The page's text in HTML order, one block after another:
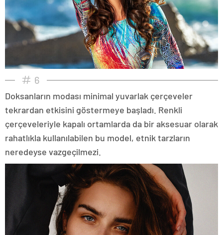
6
Doksanların modası minimal yuvarlak çerçeveler
tekrardan etkisini göstermeye başladı. Renkli
çerçeveleriyle kapalı ortamlarda da bir aksesuar olarak
rahatlıkla kullanılabilen bu model, etnik tarzların
neredeyse vazgeçilmezi.